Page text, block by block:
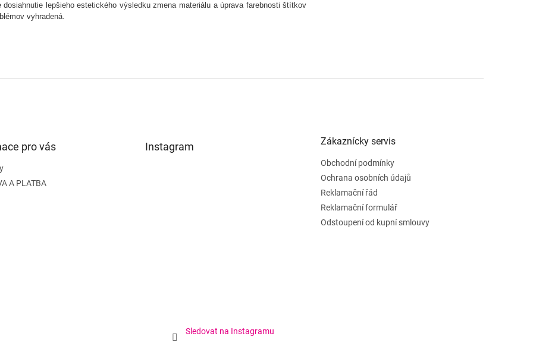
dosiahnutie lepšieho estetického výsledku zmena materiálu a úprava farebnosti štítkov
vyhradená.
pro vás
A PLATBA
Instagram
Sledovat na Instagramu
Zákaznícky servis
Obchodní podmínky
Ochrana osobních údajů
Reklamační řád
Reklamační formulář
Odstoupení od kupní smlouvy